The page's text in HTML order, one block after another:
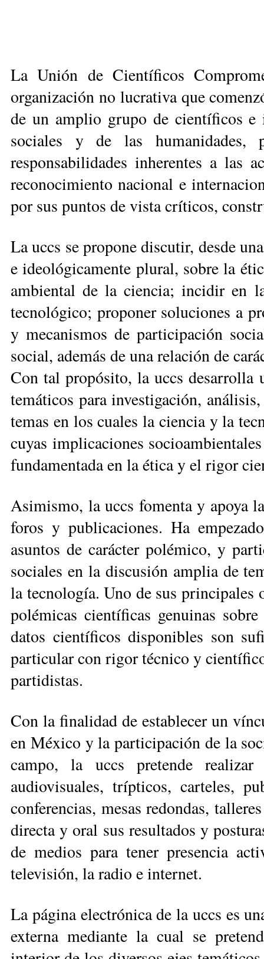
La Unión de Científicos
organización no lucrativa que
de un amplio grupo de científicos e
sociales y de las humanidades,
responsabilidades inhe­rentes a las
reconocimiento nacional e
por sus pun­tos de vista críticos,
La uccs se propone discu­tir, desde
e ideo­lógicamente plural, sobre la
ambiental de la ciencia; incidir en
tecnológico; proponer soluciones a
y mecanismos de participación
social, además de una relación de
Con tal propósito, la uccs desarrolla
temá­ticos para investigación,
temas en los cuales la ciencia y la
cuyas implicaciones
fundamentada en la ética y el rigor
Asimismo, la uccs fomenta y apoya
foros y publicaciones. Ha
asuntos de carácter polémico, y
sociales en la discusión amplia de
la tecnología. Uno de sus principales
polémicas científicas genuinas
datos cientí­ficos disponibles son
par­ticular con rigor técnico y
partidistas.
Con la finalidad de esta­ble­cer un
en México y la participación de la
campo, la uccs pretende
audiovisuales, trípticos, carteles,
conferencias, mesas redondas,
directa y oral sus resultados y
de medios para tener presencia
televisión, la radio e internet.
La página electrónica de la uccs es
externa mediante la cual se